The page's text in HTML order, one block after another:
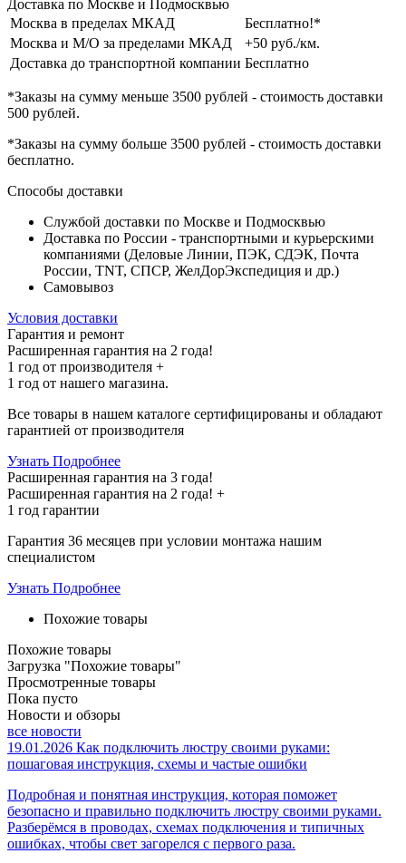
Доставка по Москве и Подмосквью
Москва в пределах МКАД
Бесплатно!*
Москва и М/О за пределами МКАД
+50 руб./км.
Доставка до транспортной компании Бесплатно
*Заказы на сумму меньше 3500 рублей - стоимость доставки
500 рублей.
*Заказы на сумму больше 3500 рублей - стоимость доставки
бесплатно.
Способы доставки
Службой доставки по Москве и Подмосквью
Доставка по России - транспортными и курьерскими
компаниями (Деловые Линии, ПЭК, СДЭК, Почта
России, TNT, СПСР, ЖелДорЭкспедиция и др.)
Самовывоз
Условия доставки
Гарантия и ремонт
Расширенная гарантия на 2 года!
1 год от производителя +
1 год от нашего магазина.
Все товары в нашем каталоге сертифицированы и обладают
гарантией от производителя
Узнать Подробнее
Расширенная гарантия на 3 года!
Расширенная гарантия на 2 года! +
1 год гарантии
Гарантия 36 месяцев при условии монтажа нашим
специалистом
Узнать Подробнее
Похожие товары
Похожие товары
Загрузка "Похожие товары"
Просмотренные товары
Пока пусто
Новости и обзоры
все новости
19.01.2026 Как подключить люстру своими руками:
пошаговая инструкция, схемы и частые ошибки
Подробная и понятная инструкция, которая поможет
безопасно и правильно подключить люстру своими руками.
Разберёмся в проводах, схемах подключения и типичных
ошибках, чтобы свет загорелся с первого раза.